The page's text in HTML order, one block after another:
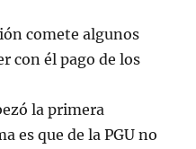
comete algunos
con él pago de los
la primera
es que de la PGU no